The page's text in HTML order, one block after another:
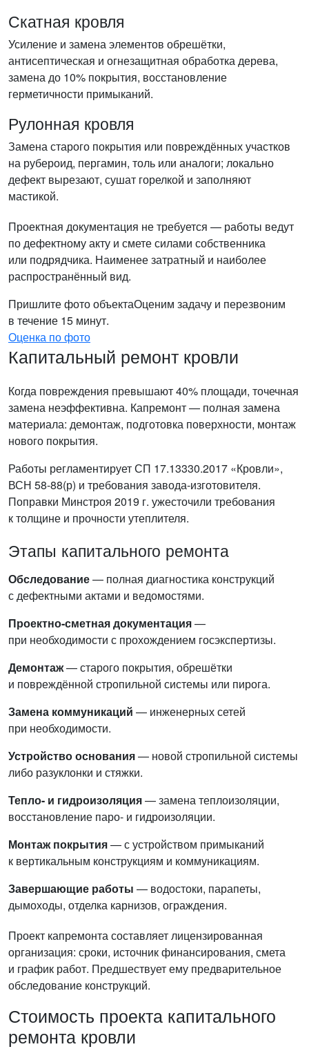
Скатная кровля
Усиление и замена элементов обрешётки,
антисептическая и огнезащитная обработка дерева,
замена до 10% покрытия, восстановление
герметичности примыканий.
Рулонная кровля
Замена старого покрытия или повреждённых участков
на рубероид, пергамин, толь или аналоги; локально
дефект вырезают, сушат горелкой и заполняют
мастикой.
Проектная документация не требуется — работы ведут
по дефектному акту и смете силами собственника
или подрядчика. Наименее затратный и наиболее
распространённый вид.
Пришлите фото объектаОценим задачу и перезвоним
в течение 15 минут.
Оценка по фото
Капитальный ремонт кровли
Когда повреждения превышают 40% площади, точечная
замена неэффективна. Капремонт — полная замена
материала: демонтаж, подготовка поверхности, монтаж
нового покрытия.
Работы регламентирует СП 17.13330.2017 «Кровли»,
ВСН 58-88(р) и требования завода-изготовителя.
Поправки Минстроя 2019 г. ужесточили требования
к толщине и прочности утеплителя.
Этапы капитального ремонта
Обследование— полная диагностика конструкций
с дефектными актами и ведомостями.
Проектно-сметная документация—
при необходимости с прохождением госэкспертизы.
Демонтаж— старого покрытия, обрешётки
и повреждённой стропильной системы или пирога.
Замена коммуникаций — инженерных сетей
при необходимости.
Устройство основания— новой стропильной системы
либо разуклонки и стяжки.
Тепло- и гидроизоляция— замена теплоизоляции,
восстановление паро- и гидроизоляции.
Монтаж покрытия— с устройством примыканий
к вертикальным конструкциям и коммуникациям.
Завершающие работы — водостоки, парапеты,
дымоходы, отделка карнизов, ограждения.
Проект капремонта составляет лицензированная
организация: сроки, источник финансирования, смета
и график работ. Предшествует ему предварительное
обследование конструкций.
Стоимость проекта капитального
ремонта кровли